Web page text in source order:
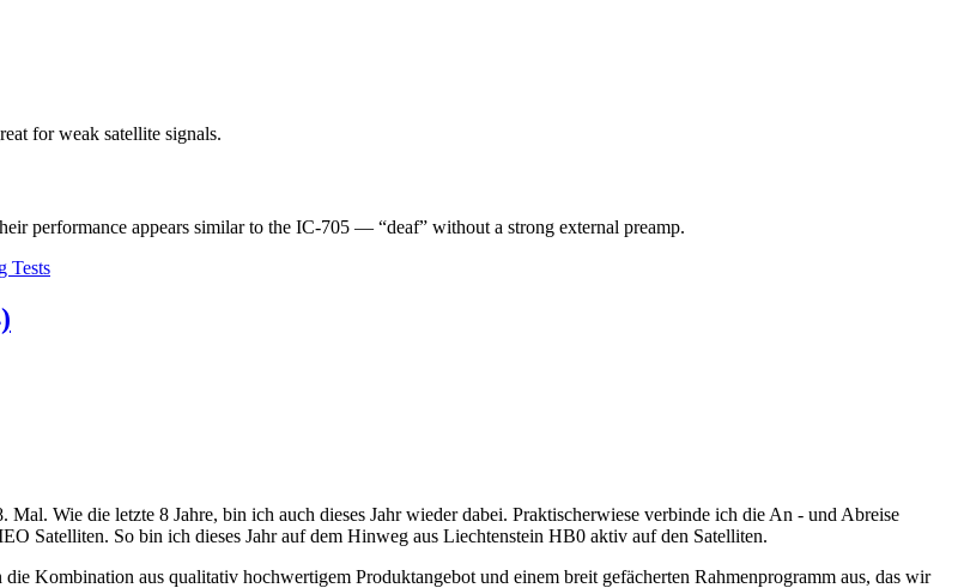
for weak satellite signals.
performance appears similar to the IC-705 — “deaf” without a strong external preamp.
Tests
Wie die letzte 8 Jahre, bin ich auch dieses Jahr wieder dabei. Praktischerwiese verbinde ich die An - und Abreise
Satelliten. So bin ich dieses Jahr auf dem Hinweg aus Liechtenstein HB0 aktiv auf den Satelliten.
Kombination aus qualitativ hochwertigem Produktangebot und einem breit gefächerten Rahmenprogramm aus, das wir